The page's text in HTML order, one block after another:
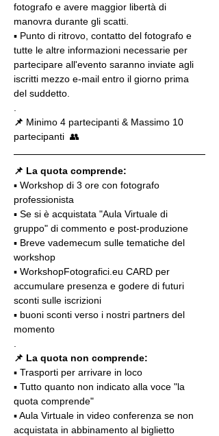
fotografo e avere maggior libertà di
manovra durante gli scatti.
▪️ Punto di ritrovo, contatto del fotografo e
tutte le altre informazioni necessarie per
partecipare all'evento saranno inviate agli
iscritti mezzo e-mail entro il giorno prima
del suddetto.
📌 Minimo 4 partecipanti & Massimo 10
partecipanti  👥
📌 La quota comprende:
▪️ Workshop di 3 ore con fotografo
professionista
▪️ Se si è acquistata "Aula Virtuale di
gruppo" di commento e post-produzione
▪️ Breve vademecum sulle tematiche del
workshop
▪️ WorkshopFotografici.eu CARD per
accumulare presenza e godere di futuri
sconti sulle iscrizioni
▪️ buoni sconti verso i nostri partners del
momento
📌 La quota non comprende:
▪️ Trasporti per arrivare in loco
▪️ Tutto quanto non indicato alla voce "la
quota comprende"
▪️ Aula Virtuale in video conferenza se non
acquistata in abbinamento al biglietto